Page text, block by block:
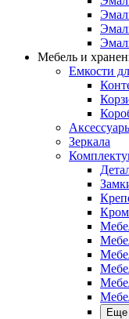
Мебель и
Емкости
Зеркала
Еще